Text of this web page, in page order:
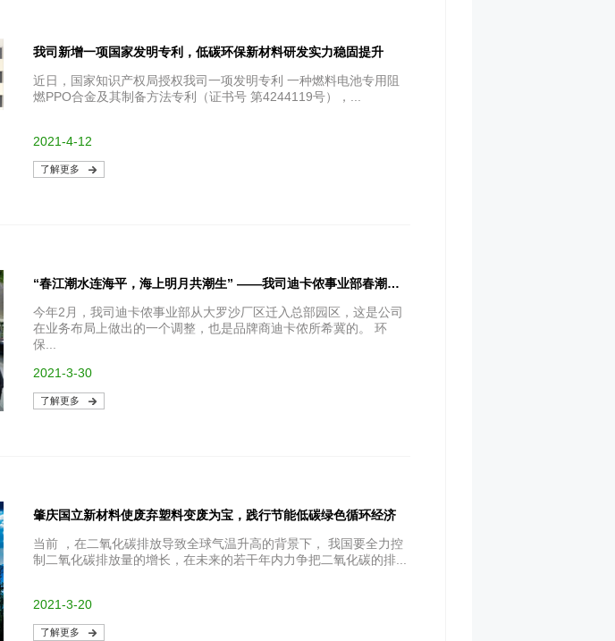
我司新增一项国家发明专利，低碳环保新材料研发实力稳固提升
近日，国家知识产权局授权我司一项发明专利 一种燃料电池专用阻
燃PPO合金及其制备方法专利（证书号 第4244119号），...
2021-4-12
了解更多
“春江潮水连海平，海上明月共潮生” ——我司迪卡侬事业部春潮涌动，势头正劲！
今年2月，我司迪卡侬事业部从大罗沙厂区迁入总部园区，这是公司
在业务布局上做出的一个调整，也是品牌商迪卡侬所希冀的。 环
保...
2021-3-30
了解更多
肇庆国立新材料使废弃塑料变废为宝，践行节能低碳绿色循环经济
当前 ，在二氧化碳排放导致全球气温升高的背景下， 我国要全力控
制二氧化碳排放量的增长，在未来的若干年内力争把二氧化碳的排...
2021-3-20
了解更多